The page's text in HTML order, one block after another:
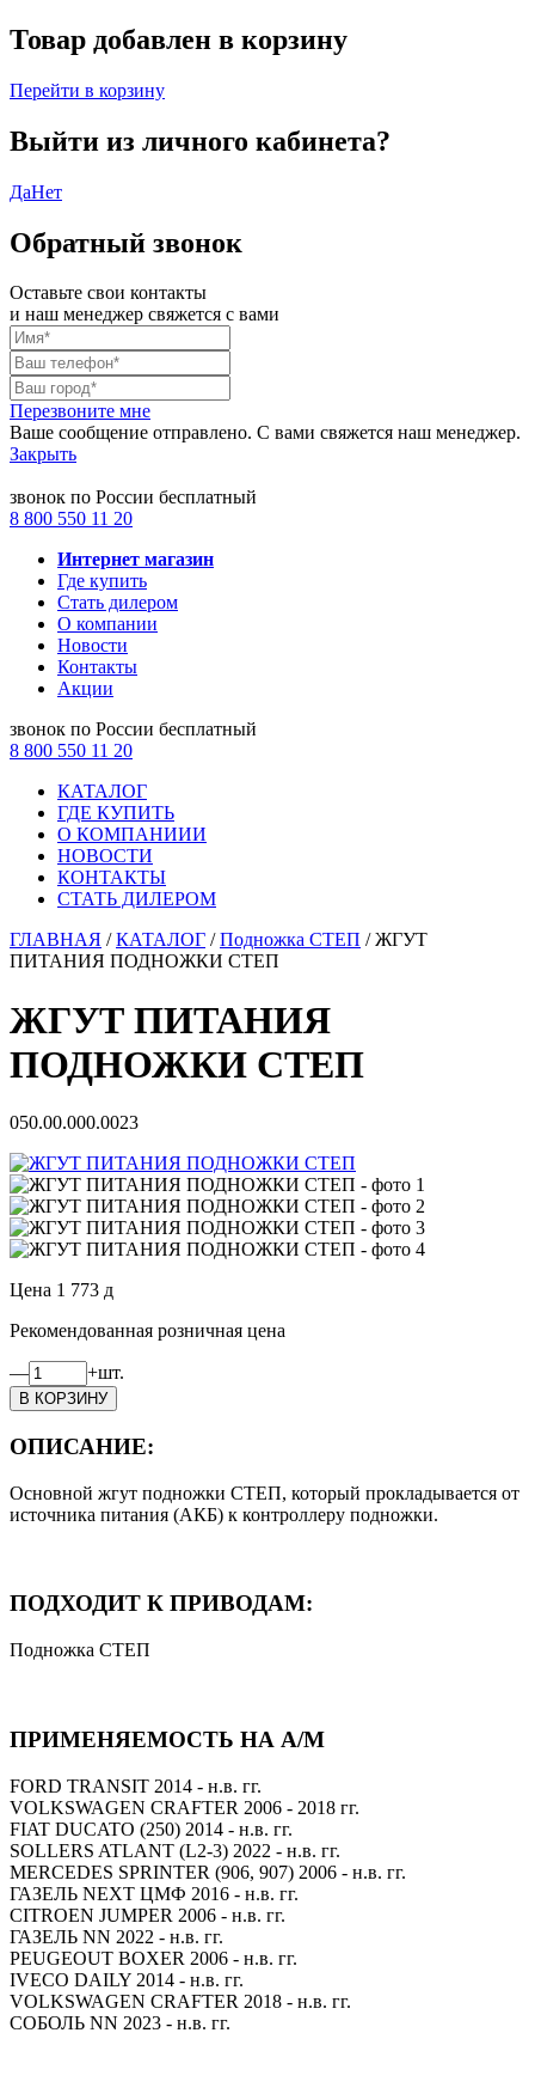
Товар добавлен в корзину
Перейти в корзину
Выйти из личного кабинета?
ДаНет
Обратный звонок
Оставьте свои контакты
и наш менеджер свяжется с вами
Перезвоните мне
Ваше сообщение отправлено. С вами свяжется наш менеджер.
Закрыть
звонок по России бесплатный
8 800 550 11 20
Интернет магазин
Где купить
Стать дилером
О компании
Новости
Контакты
Акции
звонок по России бесплатный
8 800 550 11 20
КАТАЛОГ
ГДЕ КУПИТЬ
О КОМПАНИИИ
НОВОСТИ
КОНТАКТЫ
СТАТЬ ДИЛЕРОМ
ГЛАВНАЯ /КАТАЛОГ /Подножка СТЕП /ЖГУТ
ПИТАНИЯ ПОДНОЖКИ СТЕП
ЖГУТ ПИТАНИЯ
ПОДНОЖКИ СТЕП
050.00.000.0023
Цена 1 773 д
Рекомендованная розничная цена
— +шт.
ОПИСАНИЕ:
Основной жгут подножки СТЕП, который прокладывается от
источника питания (АКБ) к контроллеру подножки.
ПОДХОДИТ К ПРИВОДАМ:
Подножка СТЕП
ПРИМЕНЯЕМОСТЬ НА А/М
FORD TRANSIT 2014 - н.в. гг.
VOLKSWAGEN CRAFTER 2006 - 2018 гг.
FIAT DUCATO (250) 2014 - н.в. гг.
SOLLERS ATLANT (L2-3) 2022 - н.в. гг.
MERCEDES SPRINTER (906, 907) 2006 - н.в. гг.
ГАЗЕЛЬ NEXT ЦМФ 2016 - н.в. гг.
CITROEN JUMPER 2006 - н.в. гг.
ГАЗЕЛЬ NN 2022 - н.в. гг.
PEUGEOUT BOXER 2006 - н.в. гг.
IVECO DAILY 2014 - н.в. гг.
VOLKSWAGEN CRAFTER 2018 - н.в. гг.
СОБОЛЬ NN 2023 - н.в. гг.